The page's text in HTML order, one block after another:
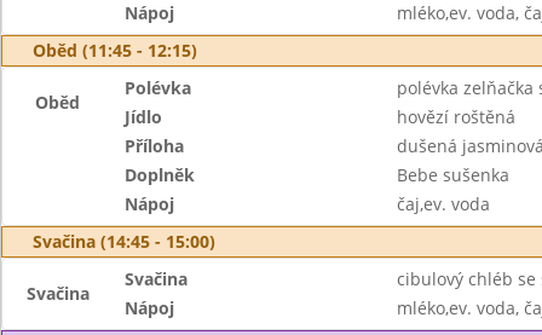
Nápoj
mléko,ev. voda,
Oběd (11:45 - 12:15)
Oběd
Polévka
polévka
Jídlo
hovězí roštěná
Příloha
dušená
Doplněk
Bebe sušenka
Nápoj
čaj,ev. voda
Svačina (14:45 - 15:00)
Svačina
Svačina
cibulový chléb se
Nápoj
mléko,ev. voda,